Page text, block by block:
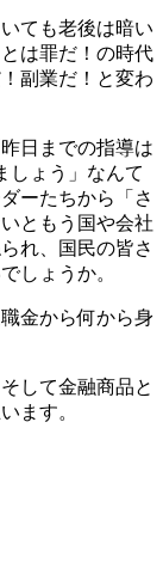
ても老後は暗い
は罪だ！の時代
副業だ！と変わ
日までの指導は
しょう」なんて
ーたちから「さ
ともう国や会社
れ、国民の皆さ
しょうか。
金から何から身
して金融商品と
ます。